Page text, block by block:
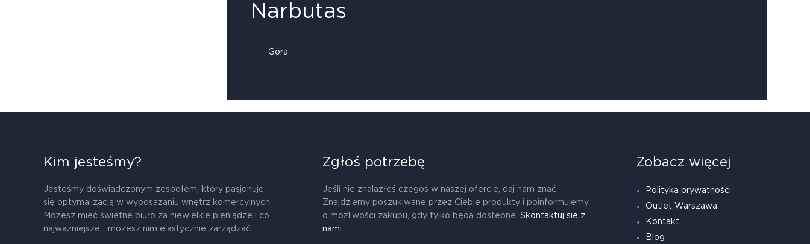
Narbutas
Góra
Kim jesteśmy?
Jesteśmy doświadczonym zespołem, który pasjonuje
się optymalizacją w wyposażaniu wnętrz komercyjnych.
Możesz mieć świetne biuro za niewielkie pieniądze i co
najważniejsze... możesz nim elastycznie zarządzać.
Zgłoś potrzebę
Jeśli nie znalazłeś czegoś w naszej ofercie, daj nam znać.
Znajdziemy poszukiwane przez Ciebie produkty i poinformujemy
o możliwości zakupu, gdy tylko będą dostępne. Skontaktuj się z
nami.
Zobacz więcej
Polityka prywatności
Outlet Warszawa
Kontakt
Blog